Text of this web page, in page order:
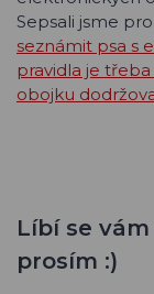
Sepsali jsme
seznámit psa s
pravidla je
obojku
Líbí se
prosím :)